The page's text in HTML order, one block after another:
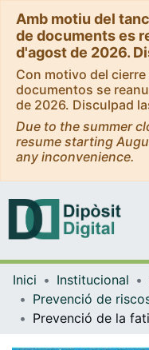
Amb motiu del
de documents es
d'agost de 2026.
Con motivo del
documentos se
de 2026. Disculpad
Due to the summer
resume starting
any inconvenience.
Inici Institucional